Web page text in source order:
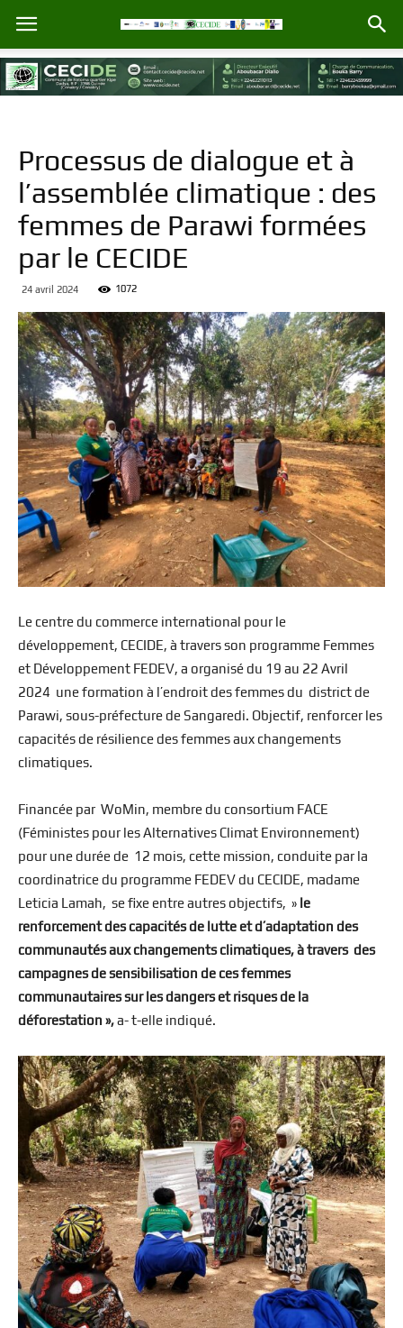
Processus de dialogue et à
l’assemblée climatique : des
femmes de Parawi formées
par le CECIDE
24 avril 2024 1072
Le centre du commerce international pour le
développement, CECIDE, à travers son programme Femmes
et Développement FEDEV, a organisé du 19 au 22 Avril
2024 une formation à l’endroit des femmes du district de
Parawi, sous-préfecture de Sangaredi. Objectif, renforcer les
capacités de résilience des femmes aux changements
climatiques.
Financée par WoMin, membre du consortium FACE
(Féministes pour les Alternatives Climat Environnement)
pour une durée de 12 mois, cette mission, conduite par la
coordinatrice du programme FEDEV du CECIDE, madame
Leticia Lamah, se fixe entre autres objectifs, » le
renforcement des capacités de lutte et d’adaptation des
communautés aux changements climatiques, à travers des
campagnes de sensibilisation de ces femmes
communautaires sur les dangers et risques de la
déforestation »,a- t-elle indiqué.